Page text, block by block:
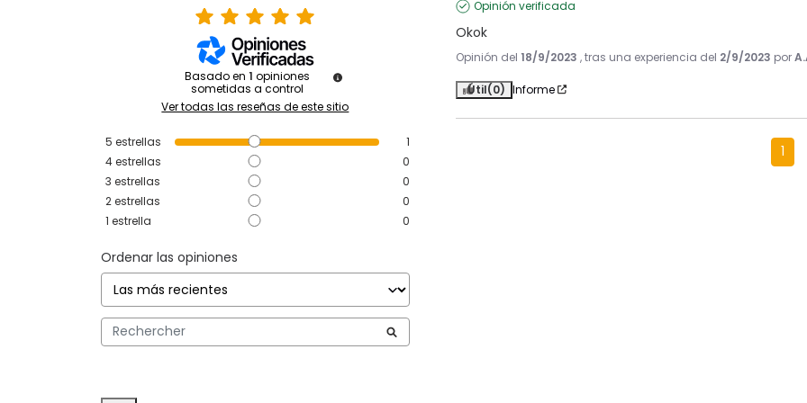
Basado en 1 opiniones
sometidas a control
Ver todas las reseñas de este sitio
5 estrellas
1
4estrellas
0
3 estrellas
0
2estrellas
0
1 estrella 0
Ordenar las opiniones
Opinión verificada
Okok
Opinión del 18/9/2023 , tras una experiencia del 2/9/2023 por
Útil(0) Informe
1